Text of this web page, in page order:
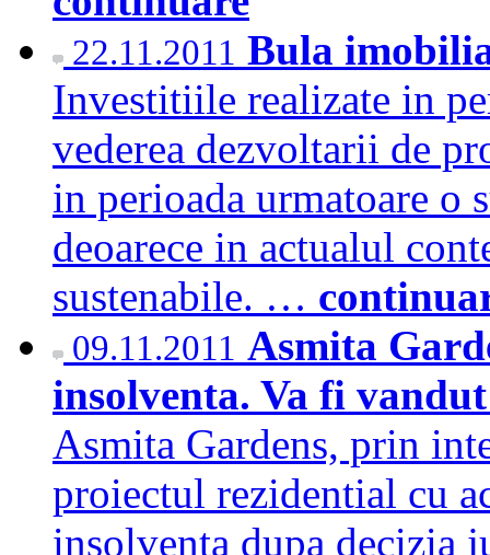
22.11.2011 Bula
Investitiile realizate in
vederea dezvoltarii de
in perioada urmatoare o
deoarece in actualul
sustenabile. …
09.11.2011 Asmita
insolventa. Va fi
Asmita Gardens, prin
proiectul rezidential cu
insolventa dupa decizia